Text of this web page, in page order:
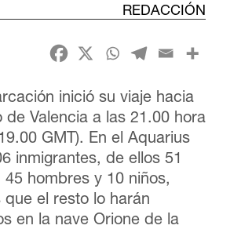
REDACCIÓN
inició su viaje hacia
de Valencia a las 21.00 hora
GMT). En el Aquarius
inmigrantes, de ellos 51
45 hombres y 10 niños,
que el resto lo harán
en la nave Orione de la